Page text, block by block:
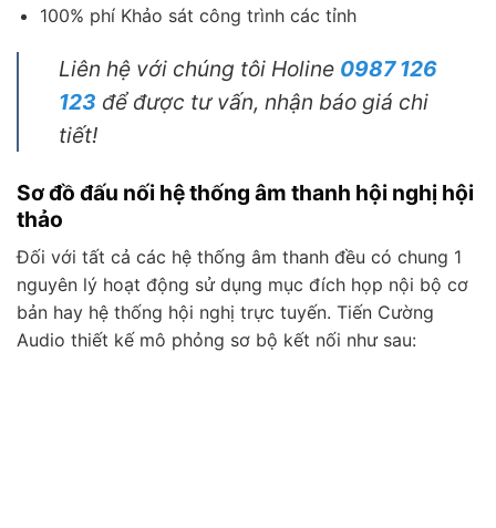
100% phí Khảo sát công trình các tỉnh
Liên hệ với chúng tôi Holine 0987 126
123 để được tư vấn, nhận báo giá chi
tiết!
Sơ đồ đấu nối hệ thống âm thanh hội nghị hội
thảo
Đối với tất cả các hệ thống âm thanh đều có chung 1
nguyên lý hoạt động sử dụng mục đích họp nội bộ cơ
bản hay hệ thống hội nghị trực tuyến. Tiến Cường
Audio thiết kế mô phỏng sơ bộ kết nối như sau: